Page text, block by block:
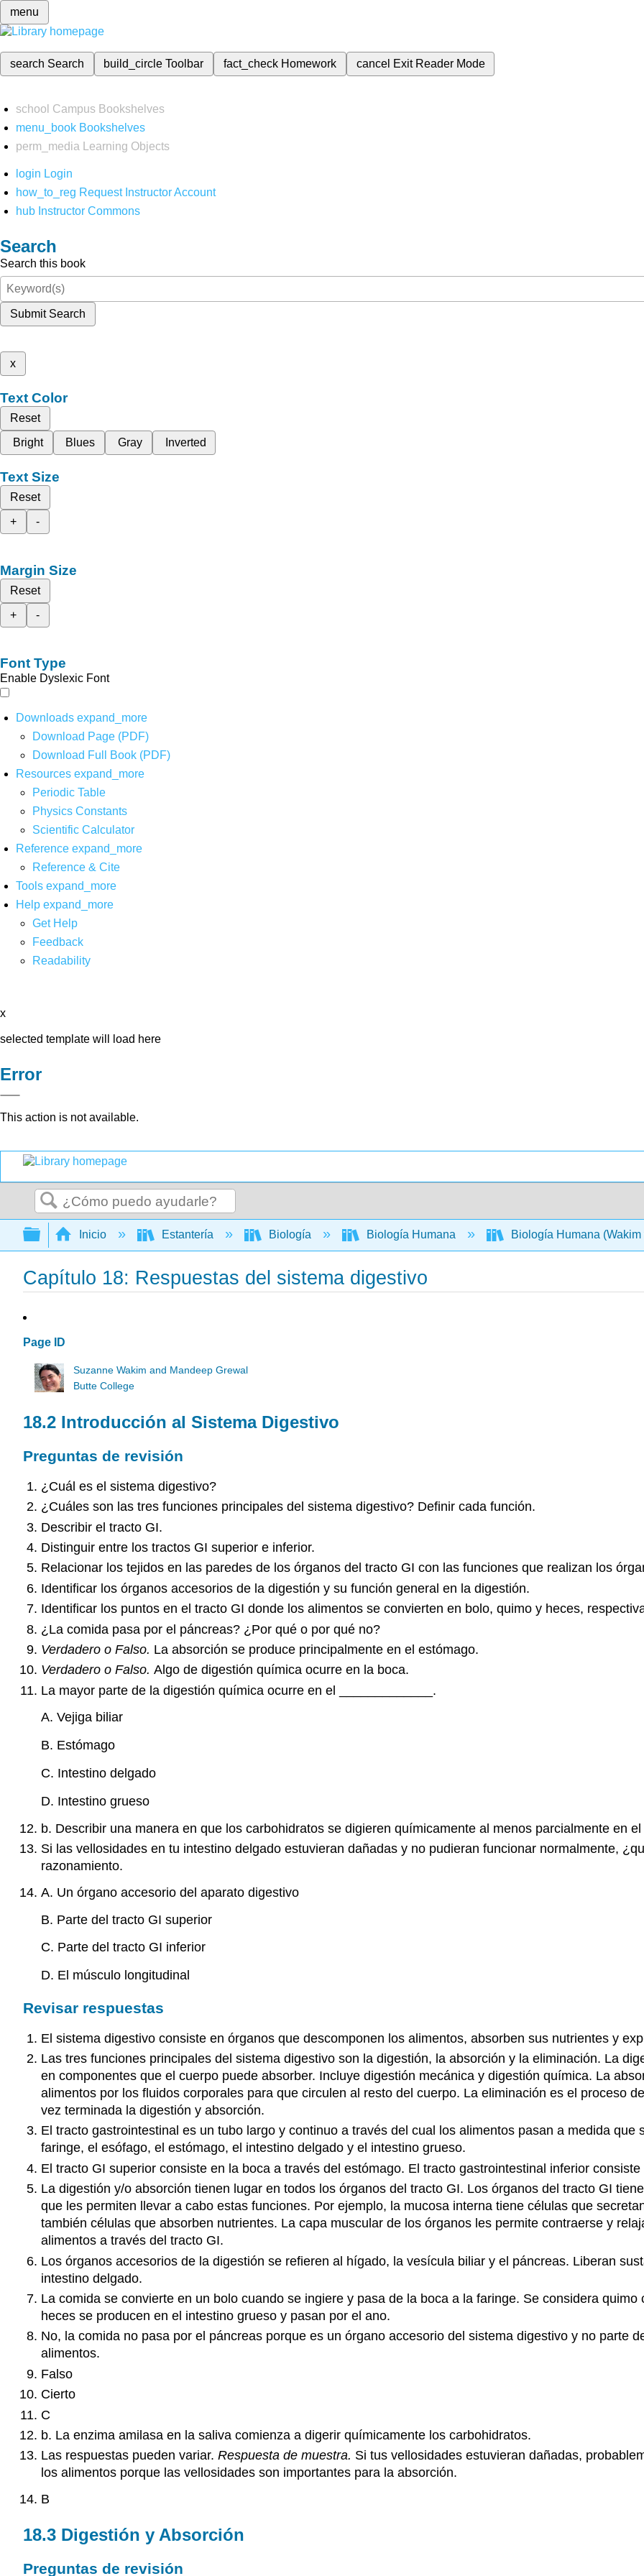
menu
search Search build_circleToolbar fact_check Homework cancel Exit Reader Mode
school Campus Bookshelves
menu_book Bookshelves
perm_media
Learning Objects
login Login
how_to_reg Request Instructor Account
hub Instructor Commons
Search
Search this book
Submit Search
x
Text Color
Reset
Bright
Blues Gray Inverted
Text Size
Reset
+
-
Margin Size
Reset
+
-
Font Type
Enable Dyslexic Font
Downloads expand_more
Download Page (PDF)
Download Full Book (PDF)
Resources expand_more
Periodic Table
Physics Constants
Scientific Calculator
Reference expand_more
Reference & Cite
Tools expand_more
Help expand_more
Get Help
Feedback
Readability
x
selected template will load here
Error
This action is not available.
Buscar
Expandir/contraer jerarquía global
Inicio Estantería Biología Biología Humana Biología Humana (Wakim
Capítulo 18: Respuestas del sistema digestivo
Page ID
Suzanne Wakim and Mandeep Grewal
Butte College
18.2 Introducción al Sistema Digestivo
Preguntas de revisión
¿Cuál es el sistema digestivo?
¿Cuáles son las tres funciones principales del sistema digestivo? Definir cada función.
Describir el tracto GI.
Distinguir entre los tractos GI superior e inferior.
Relacionar los tejidos en las paredes de los órganos del tracto GI con las funciones que realizan los
Identificar los órganos accesorios de la digestión y su función general en la digestión.
Identificar los puntos en el tracto GI donde los alimentos se convierten en bolo, quimo y heces,
¿La comida pasa por el páncreas? ¿Por qué o por qué no?
Verdadero o Falso. La absorción se produce principalmente en el estómago.
Verdadero o Falso. Algo de digestión química ocurre en la boca.
La mayor parte de la digestión química ocurre en el _____________.
A. Vejiga biliar
B. Estómago
C. Intestino delgado
D. Intestino grueso
b. Describir una manera en que los carbohidratos se digieren químicamente al menos parcialmente en
Si las vellosidades en tu intestino delgado estuvieran dañadas y no pudieran funcionar normalmente,
razonamiento.
A. Un órgano accesorio del aparato digestivo
B. Parte del tracto GI superior
C. Parte del tracto GI inferior
D. El músculo longitudinal
Revisar respuestas
El sistema digestivo consiste en órganos que descomponen los alimentos, absorben sus nutrientes y
Las tres funciones principales del sistema digestivo son la digestión, la absorción y la eliminación. La
en componentes que el cuerpo puede absorber. Incluye digestión mecánica y digestión química. La
alimentos por los fluidos corporales para que circulen al resto del cuerpo. La eliminación es el proceso
vez terminada la digestión y absorción.
El tracto gastrointestinal es un tubo largo y continuo a través del cual los alimentos pasan a medida
faringe, el esófago, el estómago, el intestino delgado y el intestino grueso.
El tracto GI superior consiste en la boca a través del estómago. El tracto gastrointestinal inferior
La digestión y/o absorción tienen lugar en todos los órganos del tracto GI. Los órganos del tracto GI
que les permiten llevar a cabo estas funciones. Por ejemplo, la mucosa interna tiene células que
también células que absorben nutrientes. La capa muscular de los órganos les permite contraerse y
alimentos a través del tracto GI.
Los órganos accesorios de la digestión se refieren al hígado, la vesícula biliar y el páncreas. Liberan
intestino delgado.
La comida se convierte en un bolo cuando se ingiere y pasa de la boca a la faringe. Se considera
heces se producen en el intestino grueso y pasan por el ano.
No, la comida no pasa por el páncreas porque es un órgano accesorio del sistema digestivo y no parte
alimentos.
Falso
Cierto
C
b. La enzima amilasa en la saliva comienza a digerir químicamente los carbohidratos.
Las respuestas pueden variar. Respuesta de muestra. Si tus vellosidades estuvieran dañadas,
los alimentos porque las vellosidades son importantes para la absorción.
B
18.3 Digestión y Absorción
Preguntas de revisión